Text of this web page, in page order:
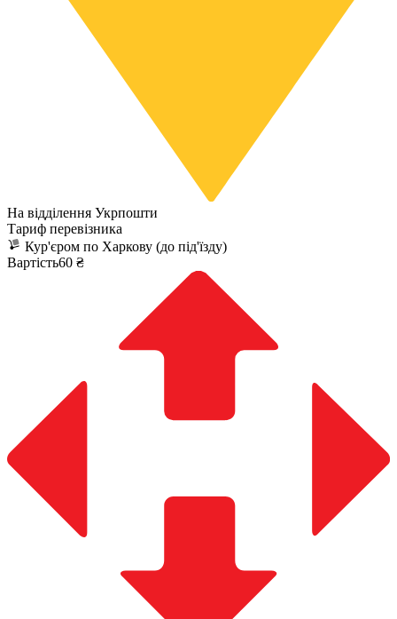
На відділення Укрпошти
Тариф перевізника
Кур'єром по Харкову (до під'їзду)
Вартість60 ₴